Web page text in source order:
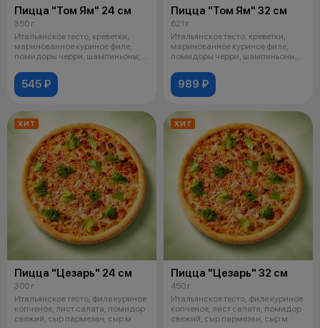
Пицца "Том Ям" 24 см
350 г
Итальянское тесто, креветки,
маринованное куриное филе,
помидоры черри, шампиньоны,
545 ₽
Пицца "Том Ям" 32 см
621 г
Итальянское тесто, креветки,
маринованное куриное филе,
помидоры черри, шампиньоны,
989 ₽
ХИТ
Пицца "Цезарь" 24 см
300 г
Итальянское тесто, филе куриное
копченое, лист салата, помидор
свежий, сыр пармезан, сыр м
ХИТ
Пицца "Цезарь" 32 см
450 г
Итальянское тесто, филе куриное
копченое, лист салата, помидор
свежий, сыр пармезан, сыр м